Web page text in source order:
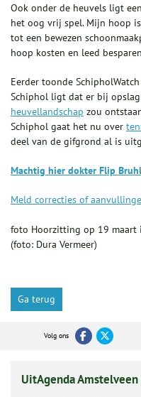
Ook onder de heuvels ligt
het oog vrij spel. Mijn hoop
tot een bewezen
hoop kosten en leed
Eerder toonde
Schiphol ligt dat er bij
heuvellandschap zou
Schiphol gaat het nu over
deel van de gifgrond al is
Machtig hier dokter Flip
Meld correcties of
foto Hoorzitting op 19 maart
(foto: Dura Vermeer)
Ga terug
Volg ons
UitAgenda Amstelveen